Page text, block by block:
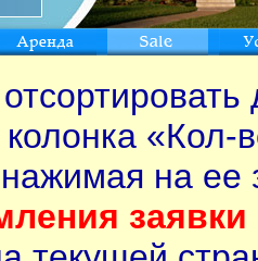
«Кол-
на ее
заявки